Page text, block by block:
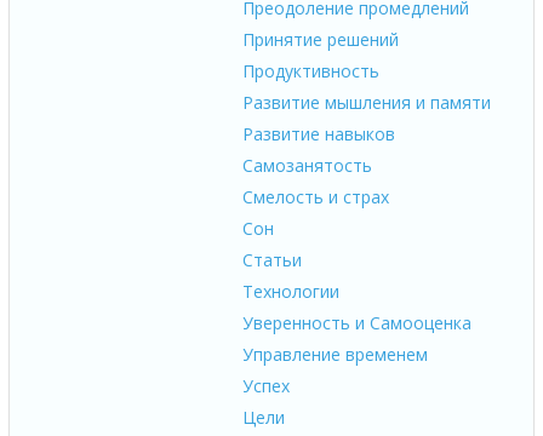
Преодоление промедлений
Принятие решений
Продуктивность
Развитие мышления и памяти
Развитие навыков
Самозанятость
Смелость и страх
Сон
Статьи
Технологии
Уверенность и Самооценка
Управление временем
Успех
Цели